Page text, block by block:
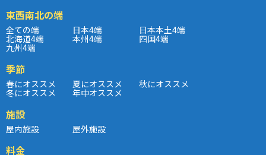
東西南北の端
全ての端 日本4端 日本本土4端
北海道4端 本州4端 四国4端
九州4端
季節
春にオススメ 夏にオススメ 秋にオススメ
冬にオススメ 年中オススメ
施設
屋内施設 屋外施設
料金